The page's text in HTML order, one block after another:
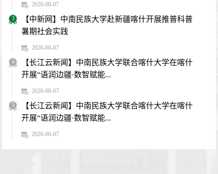
2026-08-07
3
【中新网】中南民族大学赴新疆喀什开展推普科普
暑期社会实践
2026-08-07
4
【长江云新闻】中南民族大学联合喀什大学在喀什
开展“语润边疆·数智赋能...
2026-08-07
5
【长江云新闻】中南民族大学联合喀什大学在喀什
开展“语润边疆·数智赋能...
2026-08-07